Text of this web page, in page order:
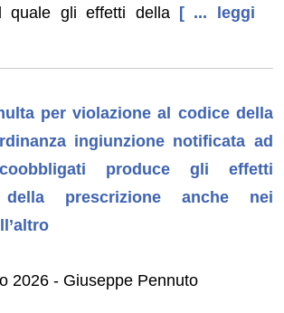
quale gli effetti della [ ... leggi
per violazione al codice della
ingiunzione notificata ad
produce gli effetti
della prescrizione anche nei
2026 - Giuseppe Pennuto